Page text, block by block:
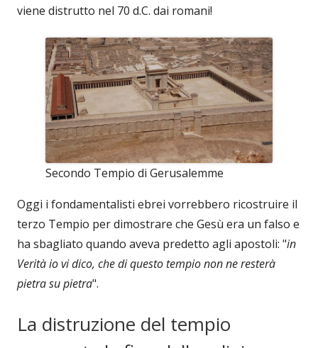
viene distrutto nel 70 d.C. dai romani!
Secondo Tempio di Gerusalemme
Oggi i fondamentalisti ebrei vorrebbero ricostruire il
terzo Tempio per dimostrare che Gesù era un falso e
ha sbagliato quando aveva predetto agli apostoli: "in
Verità io vi dico, che di questo tempio non ne resterà
pietra su pietra".
La distruzione del tempio